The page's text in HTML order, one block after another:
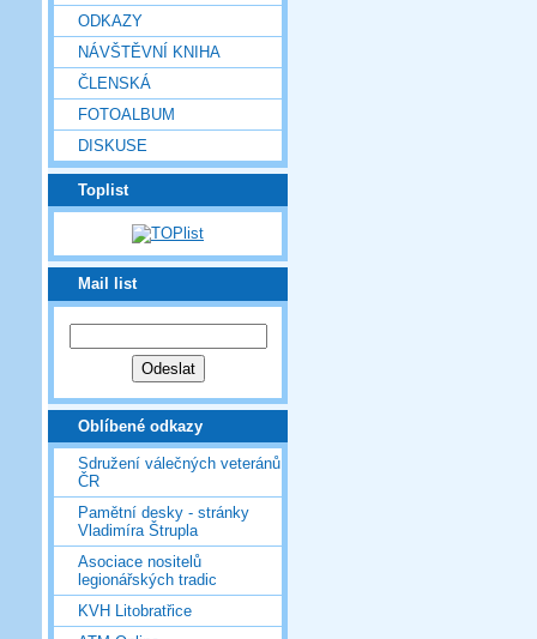
ODKAZY
NÁVŠTĚVNÍ KNIHA
ČLENSKÁ
FOTOALBUM
DISKUSE
Toplist
Mail list
Oblíbené odkazy
Sdružení válečných veteránů
ČR
Pamětní desky - stránky
Vladimíra Štrupla
Asociace nositelů
legionářských tradic
KVH Litobratřice